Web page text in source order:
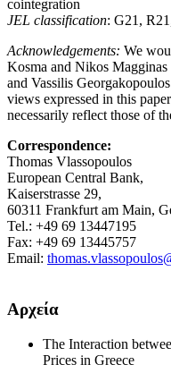
cointegration
JEL classification: G21,
Acknowledgements: We
Kosma and Nikos
and Vassilis
views expressed in this
necessarily reflect those of
Correspondence:
Thomas Vlassopoulos
European Central Bank,
Kaiserstrasse 29,
60311 Frankfurt am Main,
Tel.: +49 69 13447195
Fax: +49 69 13445757
Email:
Αρχεία
The Interaction
Prices in Greece